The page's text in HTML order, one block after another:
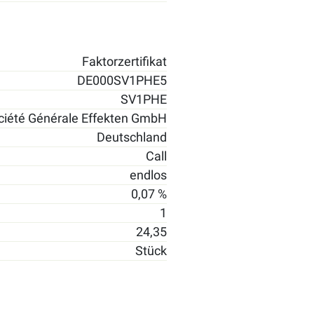
Faktorzertifikat
DE000SV1PHE5
SV1PHE
Générale Effekten GmbH
Deutschland
Call
endlos
0,07 %
1
24,35
Stück